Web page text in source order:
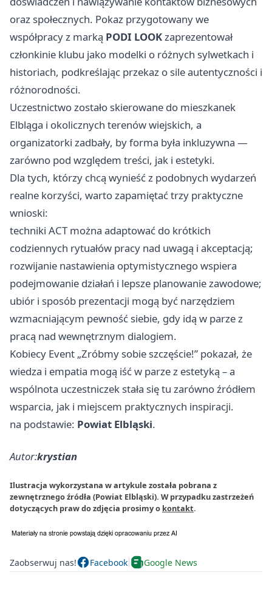
oraz społecznych. Pokaz przygotowany we
współpracy z marką PODI LOOKzaprezentował
członkinie klubu jako modelki o różnych sylwetkach i
historiach, podkreślając przekaz o sile autentyczności i
różnorodności.
Uczestnictwo zostało skierowane do mieszkanek
Elbląga i okolicznych terenów wiejskich, a
organizatorki zadbały, by forma była inkluzywna —
zarówno pod względem treści, jak i estetyki.
Dla tych, którzy chcą wynieść z podobnych wydarzeń
realne korzyści, warto zapamiętać trzy praktyczne
wnioski:
techniki ACT można adaptować do krótkich
codziennych rytuałów pracy nad uwagą i akceptacją;
rozwijanie nastawienia optymistycznego wspiera
podejmowanie działań i lepsze planowanie zawodowe;
ubiór i sposób prezentacji mogą być narzędziem
wzmacniającym pewność siebie, gdy idą w parze z
pracą nad wewnętrznym dialogiem.
Kobiecy Event „Zróbmy sobie szczęście!” pokazał, że
wiedza i empatia mogą iść w parze z estetyką – a
wspólnota uczestniczek stała się tu zarówno źródłem
wsparcia, jak i miejscem praktycznych inspiracji.
na podstawie: Powiat Elbląski.
Autor:krystian
Ilustracja wykorzystana w artykule została pobrana z
zewnętrznego źródła (Powiat Elbląski). W przypadku zastrzeżeń
dotyczących praw do zdjęcia prosimy o kontakt.
Zaobserwuj nas! Facebook Google News